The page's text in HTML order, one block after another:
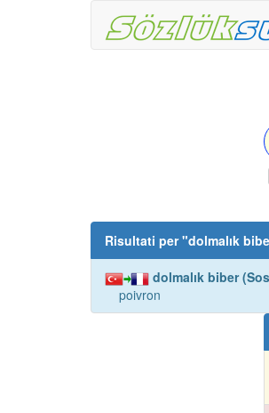
Risultati per "dolmalık
dolmalık biber
poivron